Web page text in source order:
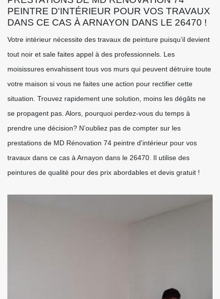
PEINTRE D'INTÉRIEUR POUR VOS TRAVAUX
DANS CE CAS À ARNAYON DANS LE 26470 !
Votre intérieur nécessite des travaux de peinture puisqu’il devient
tout noir et sale faites appel à des professionnels. Les
moisissures envahissent tous vos murs qui peuvent détruire toute
votre maison si vous ne faites une action pour rectifier cette
situation. Trouvez rapidement une solution, moins les dégâts ne
se propagent pas. Alors, pourquoi perdez-vous du temps à
prendre une décision? N’oubliez pas de compter sur les
prestations de MD Rénovation 74 peintre d'intérieur pour vos
travaux dans ce cas à Arnayon dans le 26470. Il utilise des
peintures de qualité pour des prix abordables et devis gratuit !